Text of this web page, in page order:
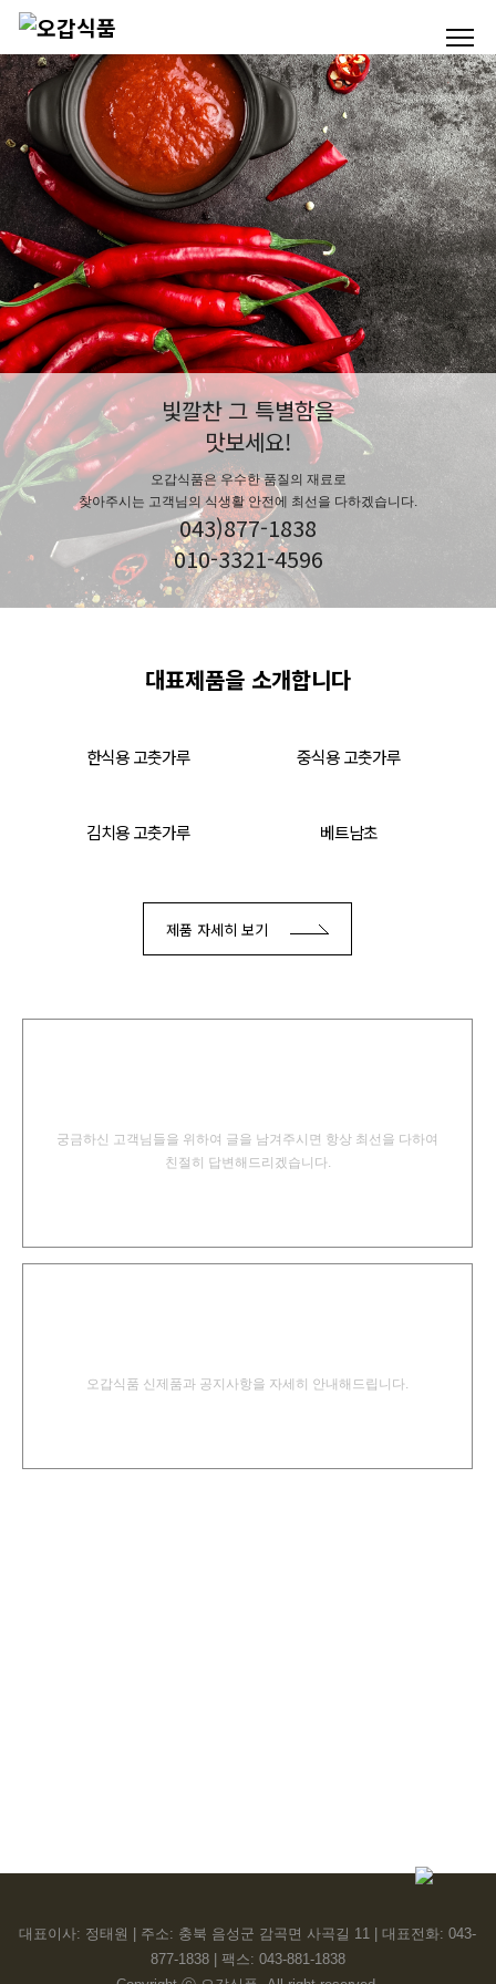
빛깔찬 그 특별함을
맛보세요!
오갑식품은 우수한 품질의 재료로
찾아주시는 고객님의 식생활 안전에 최선을 다하겠습니다.
043)877-1838
010-3321-4596
대표제품을 소개합니다
한식용 고춧가루 중식용 고춧가루
김치용 고춧가루 베트남초
제품 자세히 보기
궁금하신 고객님들을 위하여 글을 남겨주시면 항상 최선을 다하여
친절히 답변해드리겠습니다.
오갑식품 신제품과 공지사항을 자세히 안내해드립니다.
대표이사: 정태원 | 주소: 충북 음성군 감곡면 사곡길 11 | 대표전화: 043-
877-1838 | 팩스: 043-881-1838